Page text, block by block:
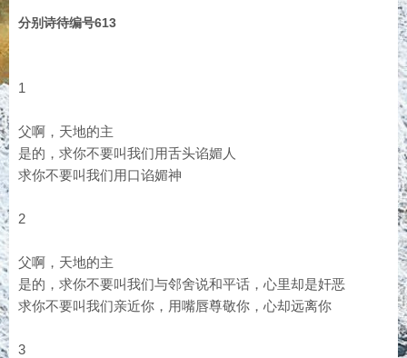
分别诗待编号613
1
父啊，天地的主
是的，求你不要叫我们用舌头谄媚人
求你不要叫我们用口谄媚神
2
父啊，天地的主
是的，求你不要叫我们与邻舍说和平话，心里却是奸恶
求你不要叫我们亲近你，用嘴唇尊敬你，心却远离你
3